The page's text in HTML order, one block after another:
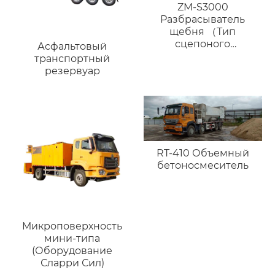
Асфальтовый
транспортный
резервуар
ZM-S3000
Разбрасыватель
щебня （Тип
сцепоного
Микроповерхность
мини-типа
(Оборудование
Сларри Сил)
RT-410 Объемный
бетоносмеситель